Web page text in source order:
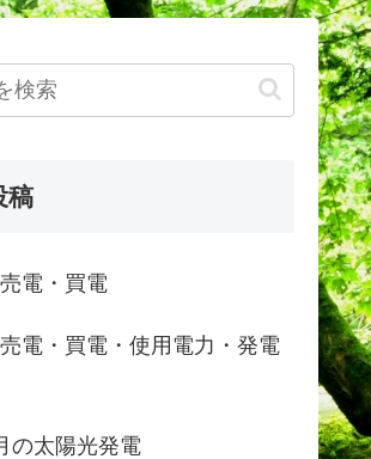
稿
電・買電
電・買電・使用電力・発電
の太陽光発電